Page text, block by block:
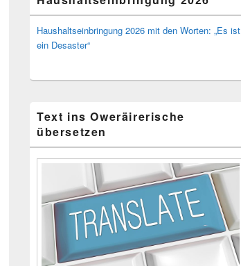
Haushaltseinbringung 2026 mit den Worten: „Es ist
ein Desaster“
Text ins Oweräirerische
übersetzen